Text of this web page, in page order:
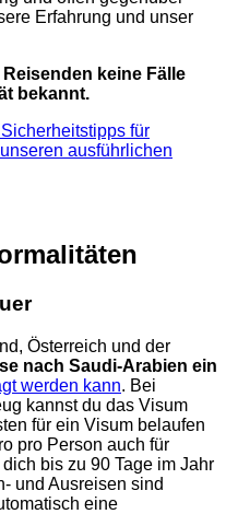
Erfahrung und unser
keine Fälle
bekannt.
für
ausführlichen
Österreich und der
nach Saudi-Arabien ein
werden kann. Bei
kannst du das Visum
für ein Visum belaufen
pro Person auch für
bis zu 90 Tage im Jahr
und Ausreisen sind
eine